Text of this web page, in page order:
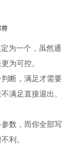
符
为一个，虽然通
为可控。
断，满足才需要
满足直接退出。
数，而你全部写
利。